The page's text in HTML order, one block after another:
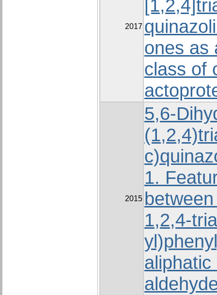
2017
оnes as
class of
2015
5,6-
1.
1,2,4-